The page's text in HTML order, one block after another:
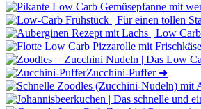
Zucchini-Puffer➜